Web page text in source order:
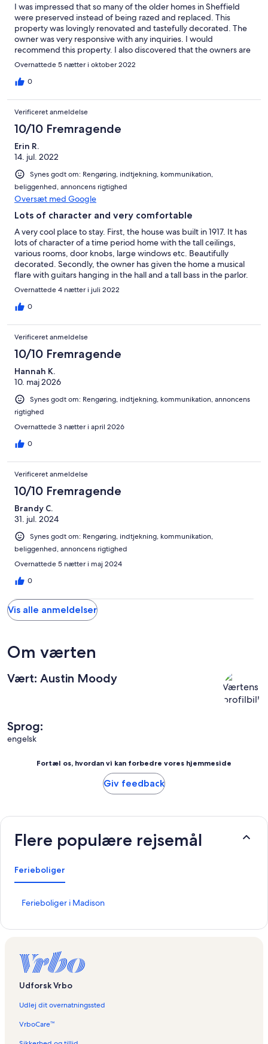
I was impressed that so many of the older homes in Sheffield
were preserved instead of being razed and replaced. This
property was lovingly renovated and tastefully decorated. The
owner was very responsive with any inquiries. I would
recommend this property. I also discovered that the owners are
in the music industry...which lent a special kicker to my stay in
Overnattede 5 nætter i oktober 2022
0
Verificeret anmeldelse
10/10 Fremragende
Erin R.
14. jul. 2022
Synes godt om: Rengøring, indtjekning, kommunikation,
beliggenhed, annoncens rigtighed
Oversæt med Google
Lots of character and very comfortable
A very cool place to stay. First, the house was built in 1917. It has
lots of character of a time period home with the tall ceilings,
various rooms, door knobs, large windows etc. Beautifully
decorated. Secondly, the owner has given the home a musical
flare with guitars hanging in the hall and a tall bass in the parlor.
One can easily envision oneself playing along in a jam session or
sitting down at the beautiful period dinning table and writing a
song. The home has rooms that are in various stages of remodel,
very comfortable. The porch swing on the back porch was a
delightful way to enjoy the Alabama breeze. Easy location to get
around the area and conveniently located to parks, restaurants
and shops. The owner is very detailed in the guest needs. Soap,
trash bags, fully equipped kitchen, toilet paper, coffee and
filters are available. Which is much appreciated!!
Overnattede 4 nætter i juli 2022
0
Verificeret anmeldelse
10/10 Fremragende
Hannah K.
10. maj 2026
Synes godt om: Rengøring, indtjekning, kommunikation, annoncens
rigtighed
Overnattede 3 nætter i april 2026
0
Verificeret anmeldelse
10/10 Fremragende
Brandy C.
31. jul. 2024
Synes godt om: Rengøring, indtjekning, kommunikation,
beliggenhed, annoncens rigtighed
Overnattede 5 nætter i maj 2024
0
Vis alle anmeldelser
Om værten
Vært: Austin Moody
Sprog:
engelsk
Fortæl os, hvordan vi kan forbedre vores hjemmeside
Giv feedback
Flere populære rejsemål
Ferieboliger
Ferieboliger i Madison
L
b
n
r
e
n
Udforsk Vrbo
Udlej dit overnatningssted
VrboCare™